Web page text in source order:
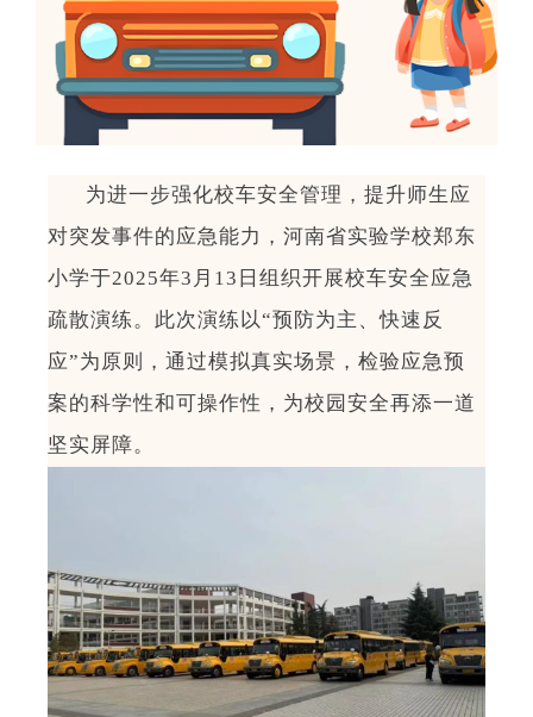
为进一步强化校车安全管理，提升师生应
对突发事件的应急能力，河南省实验学校郑东
小学于2025年3 月 13 日组织开展校车安全应急
疏散演练。此次演练以“预防为主、快速反
应”为原则，通过模拟真实场景，检验应急预
案的科学性和可操作性，为校园安全再添一道
坚实屏障。